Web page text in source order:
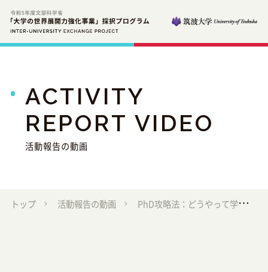
ACTIVITY
REPORT VIDEO
活動報告の動画
トップ 活動報告の動画 PhD攻略法：どうやって学修アドバイザーを探すか